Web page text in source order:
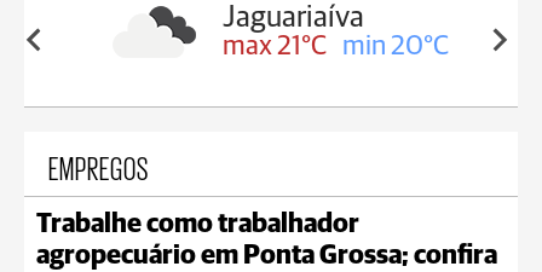
Tibagi
max 23°C min 20°C
EMPREGOS
Trabalhe como trabalhador
agropecuário em Ponta Grossa; confira